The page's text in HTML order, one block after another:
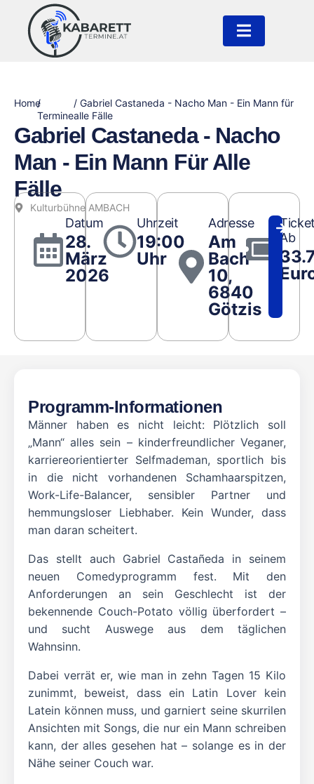
Home
/
Termine
/ Gabriel Castaneda - Nacho Man - Ein Mann für
alle Fälle
Gabriel Castaneda - Nacho
Man - Ein Mann Für Alle
Fälle
Kulturbühne AMBACH
Datum
28.
März
2026
Uhrzeit
19:00
Uhr
Adresse
Am
Bach
10,
6840
Götzis
Ab
Programm-Informationen
Männer haben es nicht leicht: Plötzlich soll
„Mann“ alles sein – kinderfreundlicher Veganer,
karriereorientierter Selfmademan, sportlich bis
in die nicht vorhandenen Schamhaarspitzen,
Work-Life-Balancer, sensibler Partner und
hemmungsloser Liebhaber. Kein Wunder, dass
man daran scheitert.
Das stellt auch Gabriel Castañeda in seinem
neuen Comedyprogramm fest. Mit den
Anforderungen an sein Geschlecht ist der
bekennende Couch-Potato völlig überfordert –
und sucht Auswege aus dem täglichen
Wahnsinn.
Dabei verrät er, wie man in zehn Tagen 15 Kilo
zunimmt, beweist, dass ein Latin Lover kein
Latein können muss, und garniert seine skurrilen
Ansichten mit Songs, die nur ein Mann schreiben
kann, der alles gesehen hat – solange es in der
Nähe seiner Couch war.